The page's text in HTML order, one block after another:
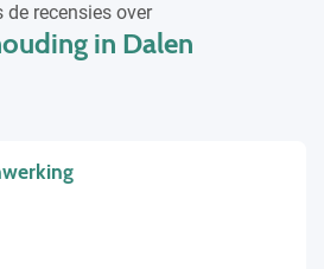
de recensies over
in Dalen